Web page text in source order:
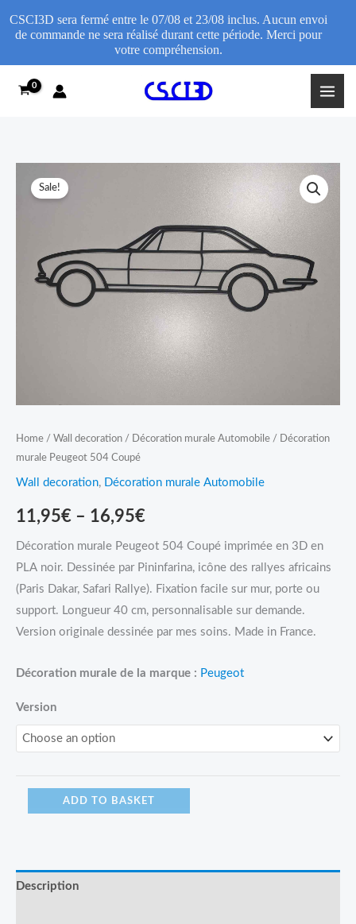
Sale!
Home / Wall decoration / Décoration murale Automobile / Décoration
murale Peugeot 504 Coupé
Wall decoration, Décoration murale Automobile
11,95€ – 16,95€
range:
11,95€
through
16,95€
Décoration murale Peugeot 504 Coupé imprimée en 3D en
PLA noir. Dessinée par Pininfarina, icône des rallyes africains
(Paris Dakar, Safari Rallye). Fixation facile sur mur, porte ou
support. Longueur 40 cm, personnalisable sur demande.
Version originale dessinée par mes soins. Made in France.
Décoration murale de la marque : Peugeot
Version
murale
Coupé
quantity
ADD TO BASKET
Description
CSCI3D sera fermé entre le 07/08 et 23/08 inclus. Aucun envoi
de commande ne sera réalisé durant cette période. Merci pour
votre compréhension.